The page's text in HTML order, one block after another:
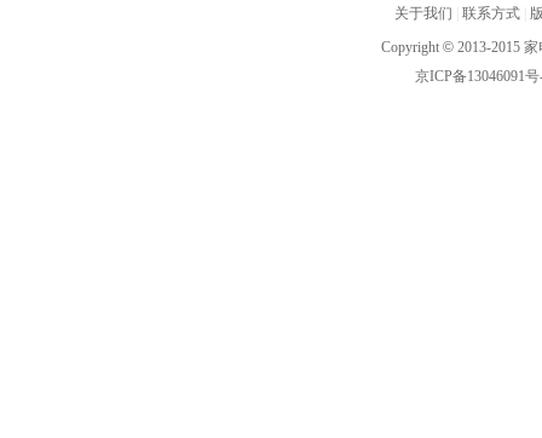
关于我们 联系方式
Copyright © 2013-2015
京ICP备13046091号